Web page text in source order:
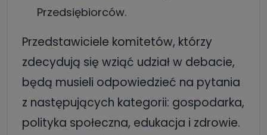
Przedsiębiorców.
Przedstawiciele komitetów, którzy
zdecydują się wziąć udział w debacie,
będą musieli odpowiedzieć na pytania
z następujących kategorii: gospodarka,
polityka społeczna, edukacja i zdrowie.